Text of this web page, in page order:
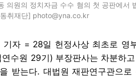
의원의 정치자금 수수 혐의 첫 공판에서
취재단] photo@yna.co.kr
기자 = 28일 헌정사상 최초로 영
수원 29기) 부장판사는 차분하
받는다. 대법원 재판연구관으